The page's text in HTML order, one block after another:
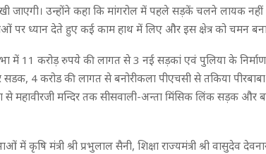
जाएगी। उन्होंने कहा कि मांगरोल में पहले सड़कें चलने लायक नहीं
पर ध्यान देते हुए कई काम हाथ में लिए और इस क्षेत्र को चमन
में 11 करोड़ रुपये की लागत से 3 नई सड़कां एवं पुलिया के निर्माण
सडक, 4 करोड की लागत से बनोरीकला पीएचसी से तकिया
महावीरजी मन्दिर तक सीसवाली-अन्ता मिंसिक लिंक सड़क और
में कृषि मंत्री श्री प्रभुलाल सैनी, शिक्षा राज्यमंत्री श्री वासुदेव